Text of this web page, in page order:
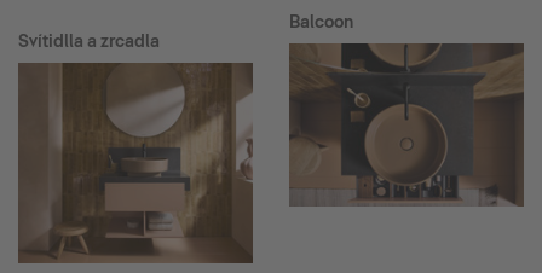
Svítidlla a zrcadla
Balcoon